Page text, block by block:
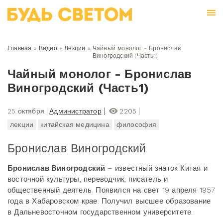
Главная » Видео» Лекции » Чайный монолог - Бронислав
Виногродский (Часть1)
Чайный монолог - Бронислав
Виногродский (Часть1)
25 октября Администратор
2205
лекции
китайская медицина философия
Бронислав Виногродский
Бронислав Виногродский – известный знаток Китая и
восточной культуры, переводчик, писатель и
общественный деятель. Появился на свет 19 апреля 1957
года в Хабаровском крае. Получил высшее образование
в Дальневосточном государственном университете.